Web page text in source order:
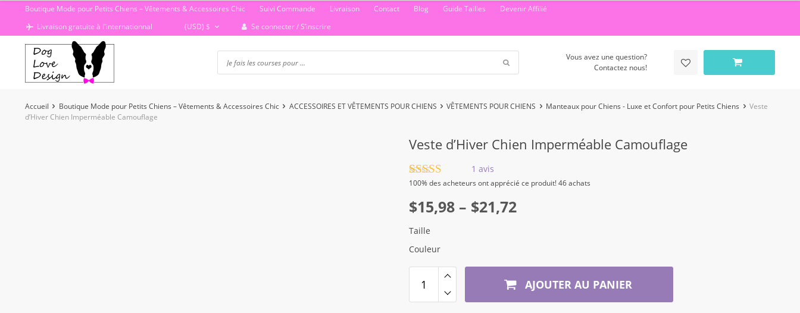
contenu
Boutique Mode pour Petits Chiens – Vêtements & Accessoires Chic Suivi Commande Livraison Contact Blog Guide Tailles
Devenir Affilié
Livraison gratuite à l'internationnal
(USD) $ Se connecter / S’inscrire
Vous avez une question?
Contactez nous!
Accueil Boutique Mode pour Petits Chiens – Vêtements & Accessoires Chic ACCESSOIRES ET VÊTEMENTS POUR CHIENS VÊTEMENTS POUR CHIENS Manteaux pour Chiens - Luxe et Confort pour Petits Chiens
Veste
d’Hiver Chien Imperméable Camouflage
Veste d’Hiver Chien Imperméable Camouflage
Noté5.00
sur
1
notation
client
1 avis
100%des acheteurs ont apprécié ce produit! 46 achats
$15,98 – $21,72
Plage
de
prix :
$21,72
Taille
Couleur
AJOUTER AU PANIER